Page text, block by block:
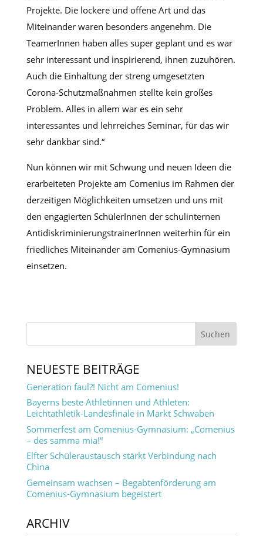
Projekte. Die lockere und offene Art und das
Miteinander waren besonders angenehm. Die
TeamerInnen haben alles super geplant und es war
sehr interessant und inspirierend, ihnen zuzuhören.
Auch die Einhaltung der streng umgesetzten
Corona-Schutzmaßnahmen stellte kein großes
Problem. Alles in allem war es ein sehr
interessantes und lehrreiches Seminar, für das wir
sehr dankbar sind.“
Nun können wir mit Schwung und neuen Ideen die
erarbeiteten Projekte am Comenius im Rahmen der
derzeitigen Möglichkeiten umsetzen und uns mit
den engagierten SchülerInnen der schulinternen
AntidiskriminierungstrainerInnen weiterhin für ein
friedliches Miteinander am Comenius-Gymnasium
einsetzen.
NEUESTE BEITRÄGE
Generation faul?! Nicht am Comenius!
Bayerns beste Athletinnen und Athleten:
Leichtathletik-Landesfinale in Markt Schwaben
Sommerfest am Comenius-Gymnasium: „Comenius
– des samma mia!“
Elfter Schüleraustausch stärkt Verbindung nach
China
Gemeinsam wachsen – Begabtenförderung am
Comenius-Gymnasium begeistert
ARCHIV